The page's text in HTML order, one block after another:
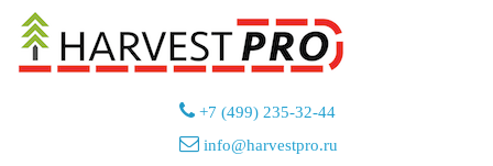
+7 (499) 235-32-44
info@harvestpro.ru